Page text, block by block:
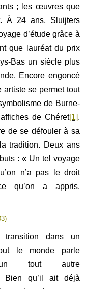
; les œuvres que
À 24 ans, Sluijters
d’étude grâce à
que lauréat du prix
Bas un siècle plus
Encore engoncé
se permet tout
de Burne-
de Chéret[1].
de se défouler à sa
tradition. Deux ans
: « Un tel voyage
n’a pas le droit
qu’on a appris.
transition dans un
le monde parle
un tout autre
Bien qu’il ait déjà